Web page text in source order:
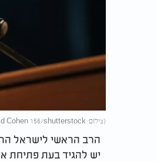
(צילום: David Cohen 156/shutterstock)
הרב הראשי לישראל
יש להגיד בעת פתיחת